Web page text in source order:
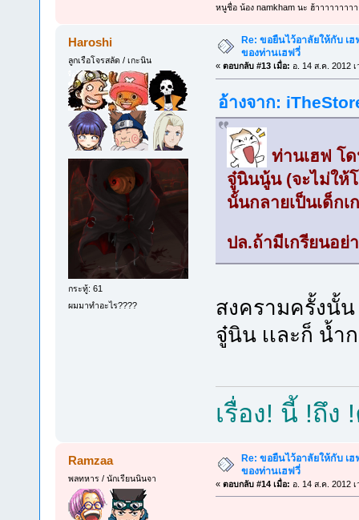
หนูชื่อ น้อง namkham นะ ฮ้าาาาาาาา
Haroshi
ลูกเรือโจรสลัด / เกะนิน
กระทู้: 61
ผมมาทำอะไร????
Re: ขอยืนไว้อาลัยให้กับ เ
ของท่านเฮฟวี่
« ตอบกลับ #13 เมื่อ: อ. 14 ส.ค. 2012
อ้างจาก:
ท่านเฮฟ โ
จู๋นินนู้น (จะไม่ให้โ
นั้นกลายเป็นเด็กเ
ปล.ถ้ามีเกรียนอย่
สงครามครั้งนั้น
จู๋นิน เเละก็ น้ำ
เรื่อง! นี้ !ถึง
Ramzaa
พลทหาร / นักเรียนนินจา
Re: ขอยืนไว้อาลัยให้กับ เฮ
ของท่านเฮฟวี่
« ตอบกลับ #14 เมื่อ: อ. 14 ส.ค. 2012